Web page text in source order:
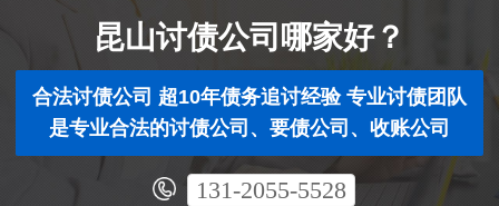
昆山讨债公司哪家好？
合法讨债公司 超10年债务追讨经验 专业讨债团队
是专业合法的讨债公司、要债公司、收账公司
131-2055-5528